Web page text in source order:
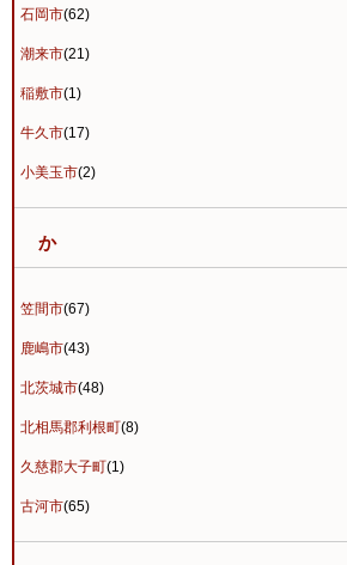
石岡市(62)
潮来市(21)
稲敷市(1)
牛久市(17)
小美玉市(2)
か
笠間市(67)
鹿嶋市(43)
北茨城市(48)
北相馬郡利根町(8)
久慈郡大子町(1)
古河市(65)